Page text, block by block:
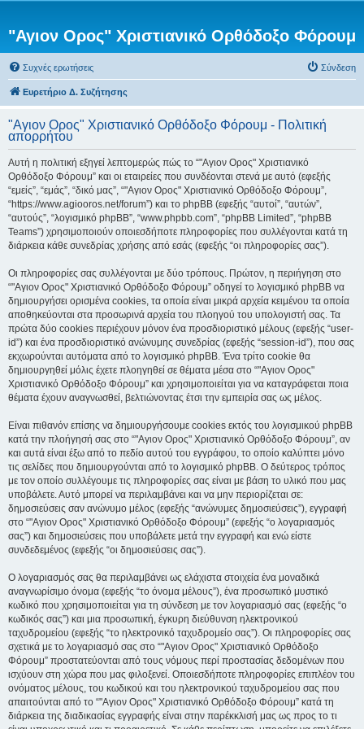
"Αγιον Ορος" Χριστιανικό Ορθόδοξο Φόρουμ
Συχνές ερωτήσεις Σύνδεση
Ευρετήριο Δ. Συζήτησης
"Αγιον Ορος" Χριστιανικό Ορθόδοξο Φόρουμ - Πολιτική
απορρήτου
Αυτή η πολιτική εξηγεί λεπτομερώς πώς το “"Αγιον Ορος" Χριστιανικό
Ορθόδοξο Φόρουμ” και οι εταιρείες που συνδέονται στενά με αυτό (εφεξής
“εμείς”, “εμάς”, “δικό μας”, “"Αγιον Ορος" Χριστιανικό Ορθόδοξο Φόρουμ”,
“https://www.agiooros.net/forum”) και το phpBB (εφεξής “αυτοί”, “αυτών”,
“αυτούς”, “λογισμικό phpBB”, “www.phpbb.com”, “phpBB Limited”, “phpBB
Teams”) χρησιμοποιούν οποιεσδήποτε πληροφορίες που συλλέγονται κατά τη
διάρκεια κάθε συνεδρίας χρήσης από εσάς (εφεξής “οι πληροφορίες σας”).
Οι πληροφορίες σας συλλέγονται με δύο τρόπους. Πρώτον, η περιήγηση στο
“"Αγιον Ορος" Χριστιανικό Ορθόδοξο Φόρουμ” οδηγεί το λογισμικό phpBB να
δημιουργήσει ορισμένα cookies, τα οποία είναι μικρά αρχεία κειμένου τα οποία
αποθηκεύονται στα προσωρινά αρχεία του πλοηγού του υπολογιστή σας. Τα
πρώτα δύο cookies περιέχουν μόνον ένα προσδιοριστικό μέλους (εφεξής “user-
id”) και ένα προσδιοριστικό ανώνυμης συνεδρίας (εφεξής “session-id”), που σας
εκχωρούνται αυτόματα από το λογισμικό phpBB. Ένα τρίτο cookie θα
δημιουργηθεί μόλις έχετε πλοηγηθεί σε θέματα μέσα στο “"Αγιον Ορος"
Χριστιανικό Ορθόδοξο Φόρουμ” και χρησιμοποιείται για να καταγράφεται ποια
θέματα έχουν αναγνωσθεί, βελτιώνοντας έτσι την εμπειρία σας ως μέλος.
Είναι πιθανόν επίσης να δημιουργήσουμε cookies εκτός του λογισμικού phpBB
κατά την πλοήγησή σας στο “"Αγιον Ορος" Χριστιανικό Ορθόδοξο Φόρουμ”, αν
και αυτά είναι έξω από το πεδίο αυτού του εγγράφου, το οποίο καλύπτει μόνο
τις σελίδες που δημιουργούνται από το λογισμικό phpBB. Ο δεύτερος τρόπος
με τον οποίο συλλέγουμε τις πληροφορίες σας είναι με βάση το υλικό που μας
υποβάλετε. Αυτό μπορεί να περιλαμβάνει και να μην περιορίζεται σε:
δημοσιεύσεις σαν ανώνυμο μέλος (εφεξής “ανώνυμες δημοσιεύσεις”), εγγραφή
στο “"Αγιον Ορος" Χριστιανικό Ορθόδοξο Φόρουμ” (εφεξής “ο λογαριασμός
σας”) και δημοσιεύσεις που υποβάλετε μετά την εγγραφή και ενώ είστε
συνδεδεμένος (εφεξής “οι δημοσιεύσεις σας”).
Ο λογαριασμός σας θα περιλαμβάνει ως ελάχιστα στοιχεία ένα μοναδικά
αναγνωρίσιμο όνομα (εφεξής “το όνομα μέλους”), ένα προσωπικό μυστικό
κωδικό που χρησιμοποιείται για τη σύνδεση με τον λογαριασμό σας (εφεξής “ο
κωδικός σας”) και μια προσωπική, έγκυρη διεύθυνση ηλεκτρονικού
ταχυδρομείου (εφεξής “το ηλεκτρονικό ταχυδρομείο σας”). Οι πληροφορίες σας
σχετικά με το λογαριασμό σας στο “"Αγιον Ορος" Χριστιανικό Ορθόδοξο
Φόρουμ” προστατεύονται από τους νόμους περί προστασίας δεδομένων που
ισχύουν στη χώρα που μας φιλοξενεί. Οποιεσδήποτε πληροφορίες επιπλέον του
ονόματος μέλους, του κωδικού και του ηλεκτρονικού ταχυδρομείου σας που
απαιτούνται από το “"Αγιον Ορος" Χριστιανικό Ορθόδοξο Φόρουμ” κατά τη
διάρκεια της διαδικασίας εγγραφής είναι στην παρέκκλισή μας ως προς το τι